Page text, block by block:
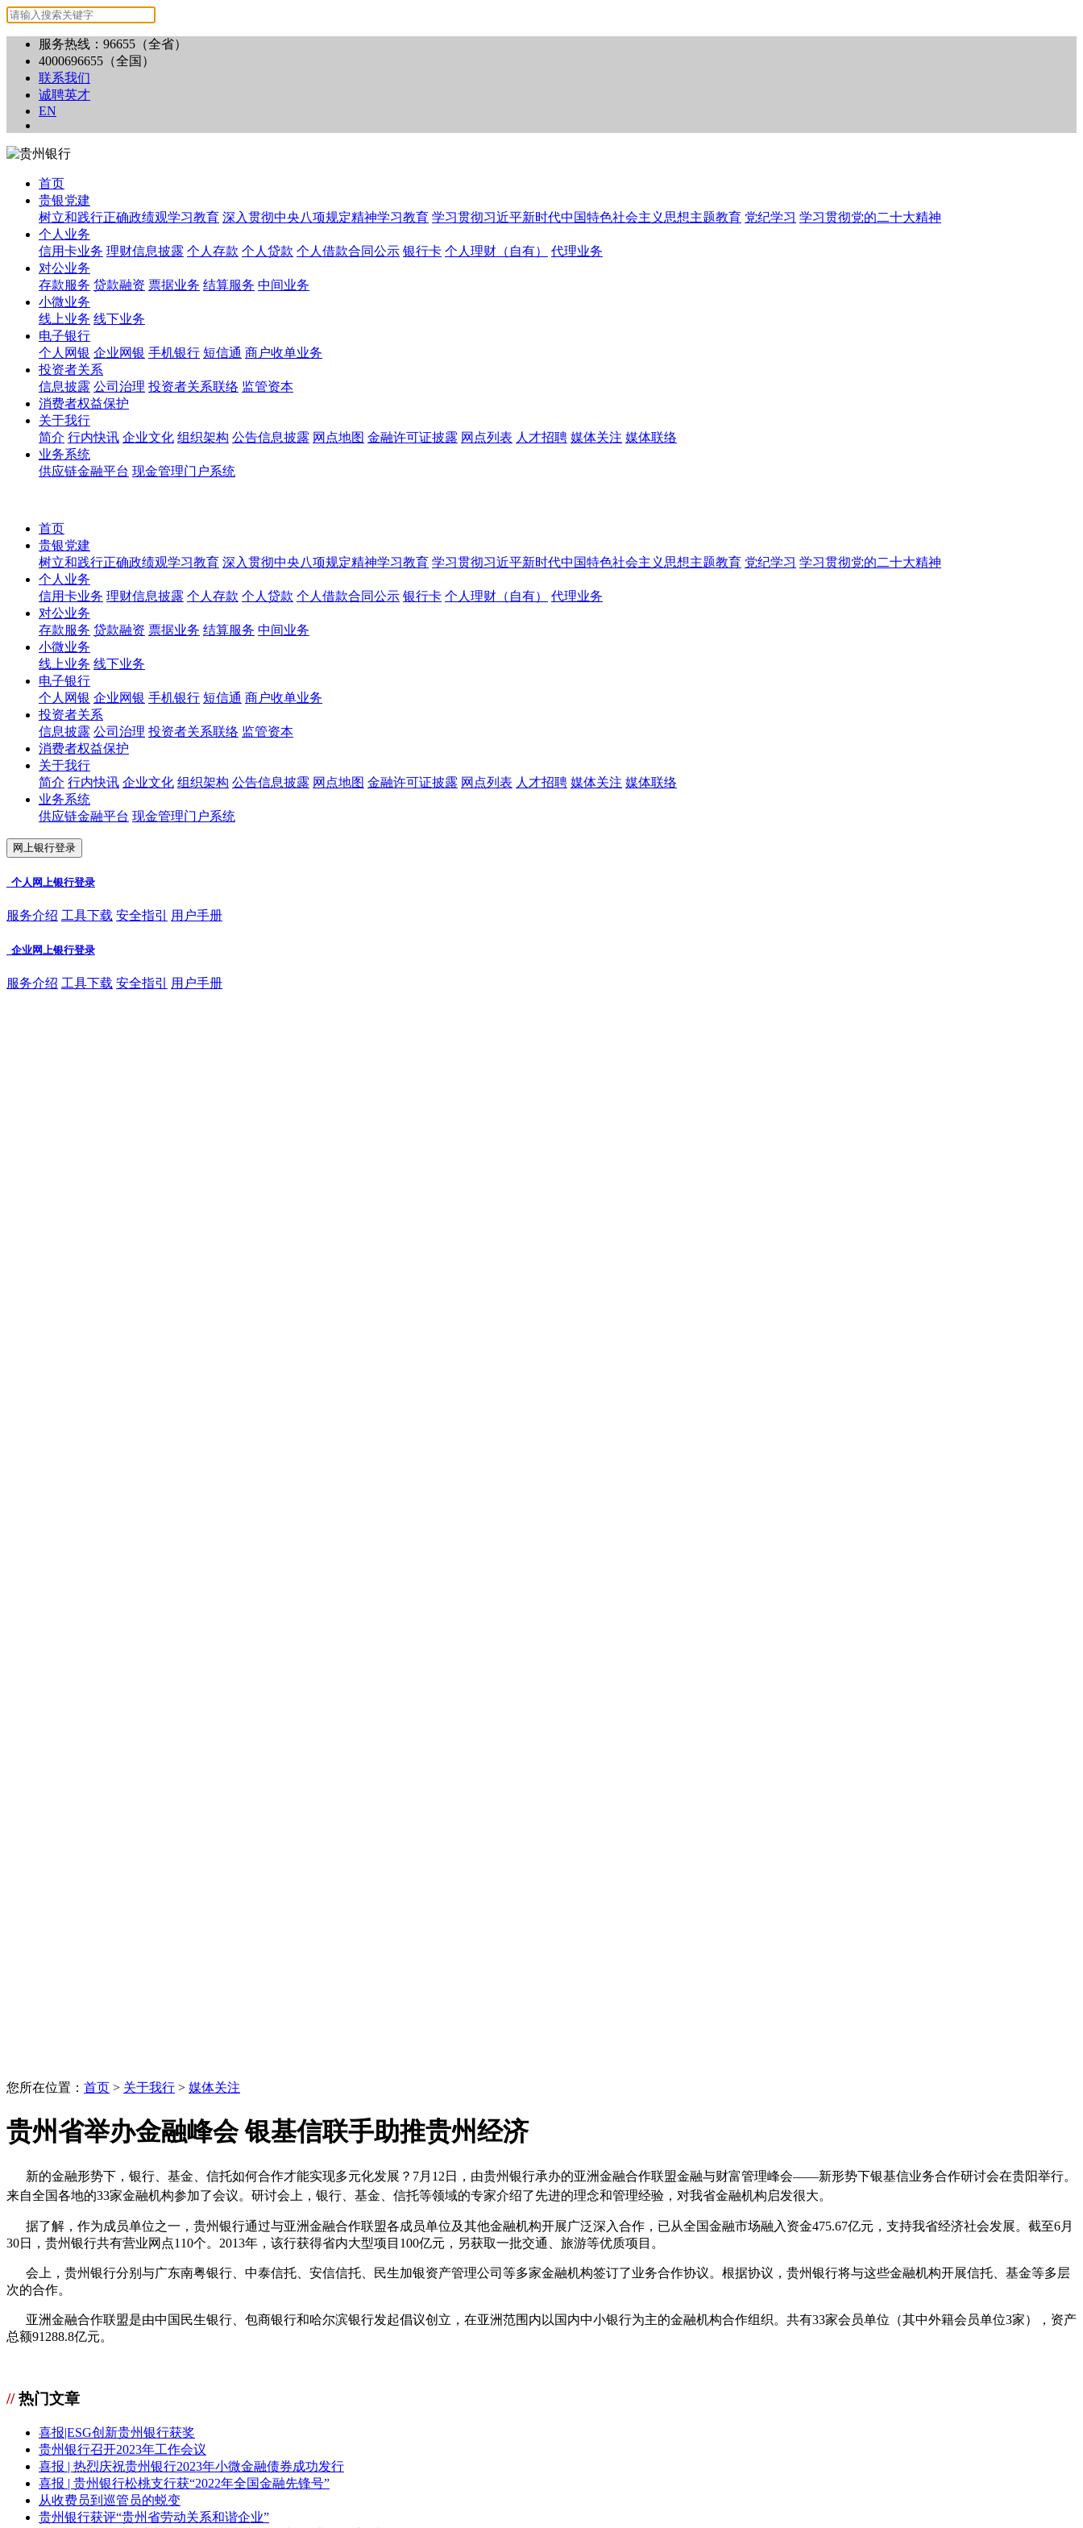
服务热线：96655（全省）
4000696655（全国）
联系我们
诚聘英才
EN
首页
贵银党建
树立和践行正确政绩观学习教育 深入贯彻中央八项规定精神学习教育 学习贯彻习近平新时代中国特色社会主义思想主题教育 党纪学习 学习贯彻党的二十大精神
个人业务
信用卡业务 理财信息披露 个人存款 个人贷款 个人借款合同公示 银行卡 个人理财（自有）
代理业务
对公业务
存款服务 贷款融资 票据业务 结算服务 中间业务
小微业务
线上业务 线下业务
电子银行
个人网银 企业网银 手机银行 短信通 商户收单业务
投资者关系
信息披露 公司治理 投资者关系联络 监管资本
消费者权益保护
关于我行
简介 行内快讯 企业文化 组织架构 公告信息披露 网点地图 金融许可证披露 网点列表 人才招聘 媒体关注 媒体联络
业务系统
供应链金融平台 现金管理门户系统
首页
贵银党建
树立和践行正确政绩观学习教育 深入贯彻中央八项规定精神学习教育 学习贯彻习近平新时代中国特色社会主义思想主题教育 党纪学习 学习贯彻党的二十大精神
个人业务
信用卡业务 理财信息披露 个人存款 个人贷款 个人借款合同公示 银行卡 个人理财（自有）
代理业务
对公业务
存款服务 贷款融资 票据业务 结算服务 中间业务
小微业务
线上业务 线下业务
电子银行
个人网银 企业网银 手机银行 短信通 商户收单业务
投资者关系
信息披露 公司治理 投资者关系联络 监管资本
消费者权益保护
关于我行
简介 行内快讯 企业文化 组织架构 公告信息披露 网点地图 金融许可证披露 网点列表 人才招聘 媒体关注 媒体联络
业务系统
供应链金融平台 现金管理门户系统
网上银行登录
个人网上银行登录
服务介绍 工具下载 安全指引 用户手册
企业网上银行登录
服务介绍 工具下载 安全指引 用户手册
您所在位置： 首页 > 关于我行 > 媒体关注
贵州省举办金融峰会 银基信联手助推贵州经济
新的金融形势下，银行、基金、信托如何合作才能实现多元化发展？ 7月 12 日，由贵州银行承办的亚洲金融合作联盟金融与财富管理峰会——新形势下银基信业务合作研讨会在贵阳举行。
来自全国各地的33家金融机构参加了会议。研讨会上，银行、基金、信托等领域的专家介绍了先进的理念和管理经验，对我省金融机构启发很大。
据了解，作为成员单位之一，贵州银行通过与亚洲金融合作联盟各成员单位及其他金融机构开展广泛深入合作，已从全国金融市场融入资金475.67亿元，支持我省经济社会发展。截至6月
30日，贵州银行共有营业网点110个。 2013年，该行获得省内大型项目 100亿元，另获取一批交通、旅游等优质项目。
会上，贵州银行分别与广东南粤银行、中泰信托、安信信托、民生加银资产管理公司等多家金融机构签订了业务合作协议。根据协议，贵州银行将与这些金融机构开展信托、基金等多层
次的合作。
亚洲金融合作联盟是由中国民生银行、包商银行和哈尔滨银行发起倡议创立，在亚洲范围内以国内中小银行为主的金融机构合作组织。共有33家会员单位（其中外籍会员单位3家），资产
总额91288.8亿元。
//热门文章
喜报|ESG创新贵州银行获奖
贵州银行召开2023年工作会议
喜报 | 热烈庆祝贵州银行2023年小微金融债券成功发行
喜报 | 贵州银行松桃支行获“2022年全国金融先锋号”
从收费员到巡管员的蜕变
贵州银行获评“贵州省劳动关系和谐企业”